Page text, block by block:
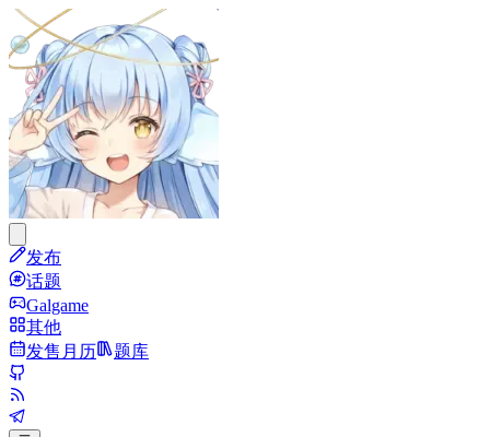
发布
话题
Galgame
其他
发售月历
题库